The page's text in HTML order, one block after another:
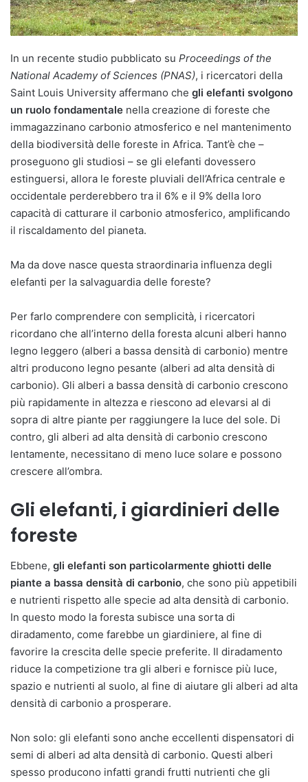
In un recente studio pubblicato su Proceedings of the
National Academy of Sciences (PNAS), i ricercatori della
Saint Louis University affermano che gli elefanti svolgono
un ruolo fondamentale nella creazione di foreste che
immagazzinano carbonio atmosferico e nel mantenimento
della biodiversità delle foreste in Africa. Tant’è che –
proseguono gli studiosi – se gli elefanti dovessero
estinguersi, allora le foreste pluviali dell’Africa centrale e
occidentale perderebbero tra il 6% e il 9% della loro
capacità di catturare il carbonio atmosferico, amplificando
il riscaldamento del pianeta.
Ma da dove nasce questa straordinaria influenza degli
elefanti per la salvaguardia delle foreste?
Per farlo comprendere con semplicità, i ricercatori
ricordano che all’interno della foresta alcuni alberi hanno
legno leggero (alberi a bassa densità di carbonio) mentre
altri producono legno pesante (alberi ad alta densità di
carbonio). Gli alberi a bassa densità di carbonio crescono
più rapidamente in altezza e riescono ad elevarsi al di
sopra di altre piante per raggiungere la luce del sole. Di
contro, gli alberi ad alta densità di carbonio crescono
lentamente, necessitano di meno luce solare e possono
crescere all’ombra.
Gli elefanti, i giardinieri delle
foreste
Ebbene, gli elefanti son particolarmente ghiotti delle
piante a bassa densità di carbonio, che sono più appetibili
e nutrienti rispetto alle specie ad alta densità di carbonio.
In questo modo la foresta subisce una sorta di
diradamento, come farebbe un giardiniere, al fine di
favorire la crescita delle specie preferite. Il diradamento
riduce la competizione tra gli alberi e fornisce più luce,
spazio e nutrienti al suolo, al fine di aiutare gli alberi ad alta
densità di carbonio a prosperare.
Non solo: gli elefanti sono anche eccellenti dispensatori di
semi di alberi ad alta densità di carbonio. Questi alberi
spesso producono infatti grandi frutti nutrienti che gli